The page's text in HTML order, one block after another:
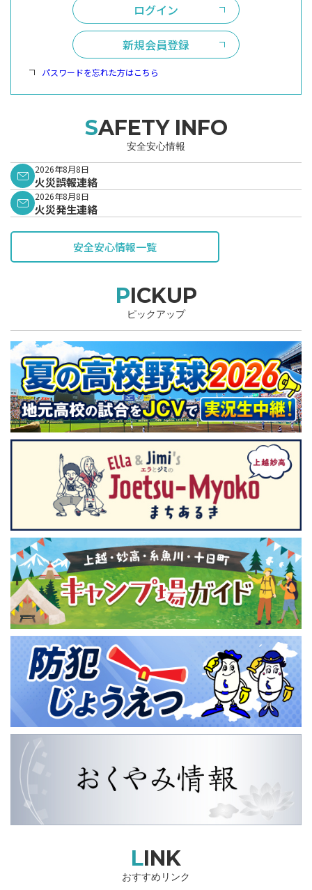
ログイン
新規会員登録
パスワードを忘れた方はこちら
SAFETY INFO
安全安心情報
2026年8月8日
火災誤報連絡
2026年8月8日
火災発生連絡
安全安心情報一覧
PICKUP
ピックアップ
LINK
おすすめリンク